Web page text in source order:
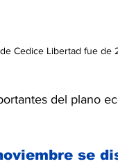
Cedice Libertad fue
del plano
se